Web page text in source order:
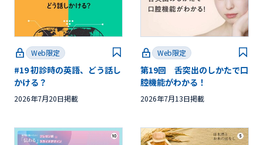
Web限定
#19 初診時の英語、どう話し
かける？
2026年7月20日掲載
Web限定
第19回 舌突出のしかたで口
腔機能がわかる！
2026年7月13日掲載